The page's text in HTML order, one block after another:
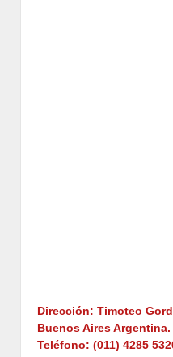
Dirección: Timoteo
Buenos Aires Argentina.
Teléfono: (011) 4285